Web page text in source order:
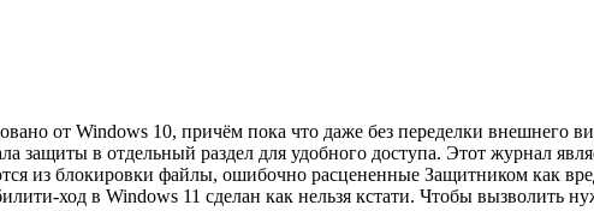
от Windows 10, причём пока что даже без переделки внешнего
в отдельный раздел для удобного доступа. Этот журнал
из блокировки файлы, ошибочно расцененные Защитником как
ход в Windows 11 сделан как нельзя кстати. Чтобы вызволить